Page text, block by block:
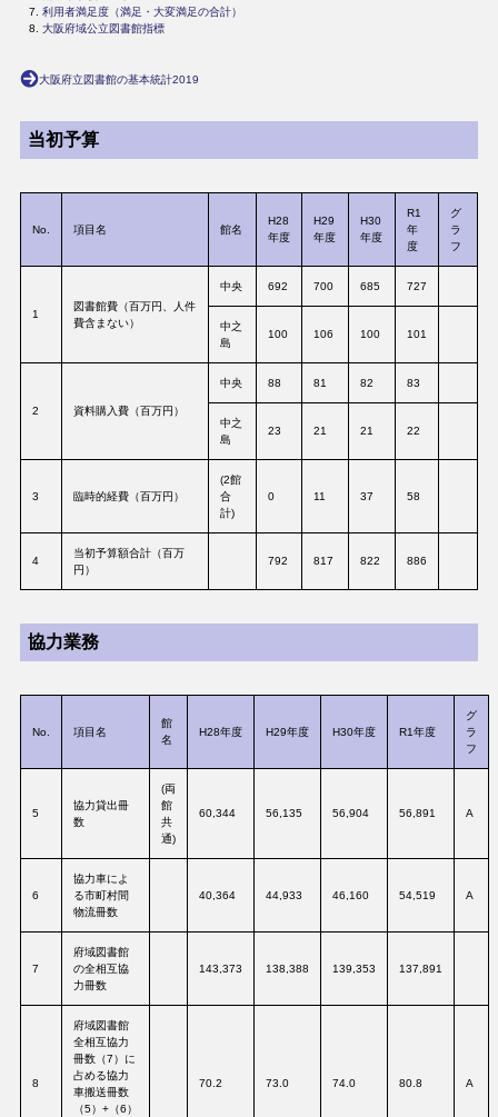
利用者満足度（満足・大変満足の合計）
大阪府域公立図書館指標
大阪府立図書館の基本統計2019
当初予算
No. 項目名 館名
H28
年度
H29
年度
H30
年度
R1
年
度
グ
ラ
フ
1
図書館費（百万円、人件
費含まない）
中央 692 700 685 727
中之
島
100 106 100 101
2 資料購入費（百万円）
中央 88 81 82 83
中之
島
23 21 21 22
3 臨時的経費（百万円）
(2館
合
計)
0 11 37 58
4
当初予算額合計（百万
円）
792 817 822 886
協力業務
No. 項目名
館
名
H28年度 H29年度 H30年度 R1年度
グ
ラ
フ
5
協力貸出冊
数
(両
館
共
通)
60,344 56,135 56,904 56,891 A
6
協力車によ
る市町村間
物流冊数
40,364 44,933 46,160 54,519 A
7
府域図書館
の全相互協
力冊数
143,373 138,388 139,353 137,891
8
府域図書館
全相互協力
冊数（7）に
占める協力
車搬送冊数
（5）+（6）
70.2 73.0 74.0 80.8 A